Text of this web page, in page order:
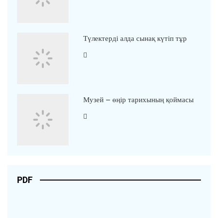
Түлектерді алда сынақ күтіп тұр
Музей – өңір тарихының қоймасы
PDF